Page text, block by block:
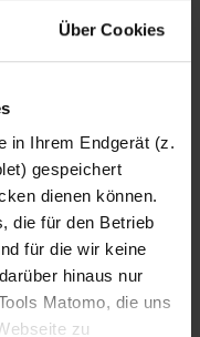
Über Cookies
in Ihrem Endgerät (z.
gespeichert
dienen können.
die für den Betrieb
für die wir keine
hinaus nur
Matomo, die uns
zu
Lorenz